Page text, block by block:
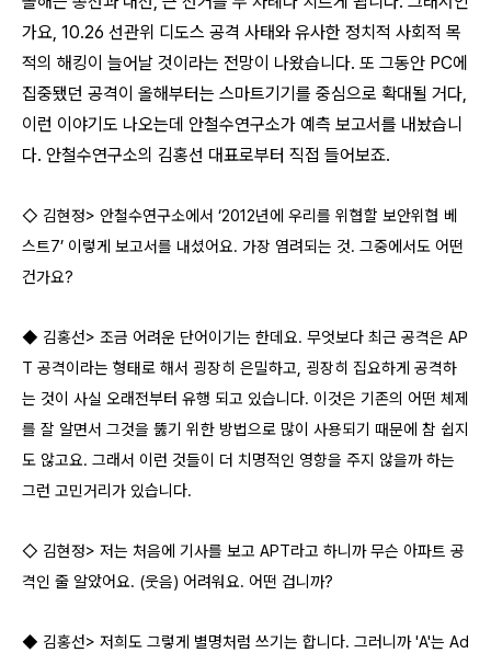
가요, 10.26 선관위 디도스 공격 사태와 유사한 정치적 사회적 목
적의 해킹이 늘어날 것이라는 전망이 나왔습니다. 또 그동안 PC에
집중됐던 공격이 올해부터는 스마트기기를 중심으로 확대될 거다,
이런 이야기도 나오는데 안철수연구소가 예측 보고서를 내놨습니
다. 안철수연구소의 김홍선 대표로부터 직접 들어보죠.
◇ 김현정> 안철수연구소에서 ‘2012년에 우리를 위협할 보안위협 베
스트7’ 이렇게 보고서를 내셨어요. 가장 염려되는 것. 그중에서도 어떤
건가요?
◆ 김홍선> 조금 어려운 단어이기는 한데요. 무엇보다 최근 공격은 AP
T 공격이라는 형태로 해서 굉장히 은밀하고, 굉장히 집요하게 공격하
는 것이 사실 오래전부터 유행 되고 있습니다. 이것은 기존의 어떤 체제
를 잘 알면서 그것을 뚫기 위한 방법으로 많이 사용되기 때문에 참 쉽지
도 않고요. 그래서 이런 것들이 더 치명적인 영향을 주지 않을까 하는
그런 고민거리가 있습니다.
◇ 김현정> 저는 처음에 기사를 보고 APT라고 하니까 무슨 아파트 공
격인 줄 알았어요. (웃음) 어려워요. 어떤 겁니까?
◆ 김홍선> 저희도 그렇게 별명처럼 쓰기는 합니다. 그러니까 'A'는 Ad